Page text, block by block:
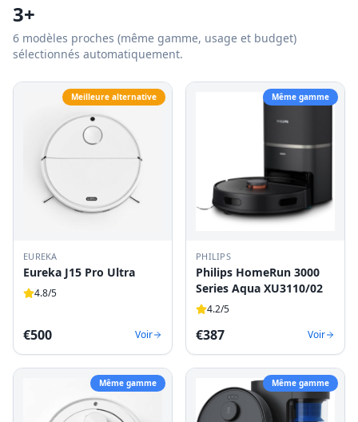
3+
6 modèles proches (même gamme, usage et budget)
sélectionnés automatiquement.
Meilleure alternative
EUREKA
Eureka J15 Pro Ultra
4.8/5
€500 Voir
Même gamme
PHILIPS
Philips HomeRun 3000
Series Aqua XU3110/02
4.2/5
€387 Voir
Même gamme Même gamme